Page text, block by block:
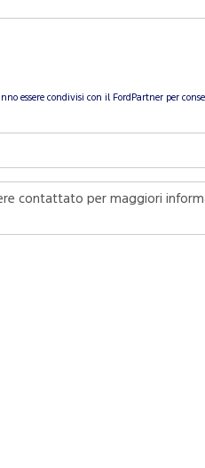
essere condivisi con il FordPartner per